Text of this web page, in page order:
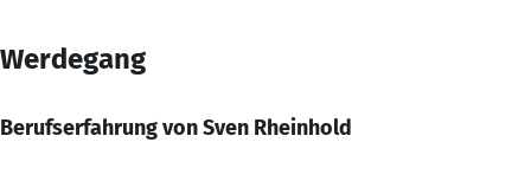
Werdegang
Berufserfahrung von Sven Rheinhold